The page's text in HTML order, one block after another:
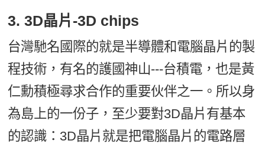
3. 3D晶片-3D chips
台灣馳名國際的就是半導體和電腦晶片的製
程技術，有名的護國神山---台積電，也是黃
仁勳積極尋求合作的重要伙伴之一。所以身
為島上的一份子，至少要對3D晶片有基本
的認識：3D晶片就是把電腦晶片的電路層